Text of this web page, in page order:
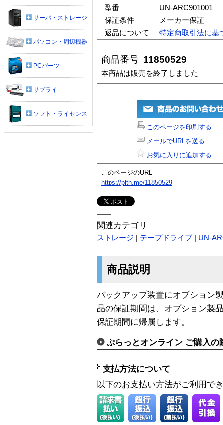
型番
UN-ARC901001
保証条件
メーカー保証
返品について
特定商取引法に基
商品番号 11850529
本商品は販売を終了しました
このページを印刷する
メールでURLを送る
お気に入りに追加する
このページのURL
https://plth.me/11850529
関連カテゴリ
ストレージ テープドライブ UN-
商品説明
バックアップ装置にオプション
品の保証期間は、オプション製
保証期間に帰属します。
ぷらっとオンライン ご購入の
支払方法について
以下のお支払い方法がご利用で
サーバ・ストレージ
パソコン・周辺機器
PCパーツ
サプライ
ソフト・ライセンス